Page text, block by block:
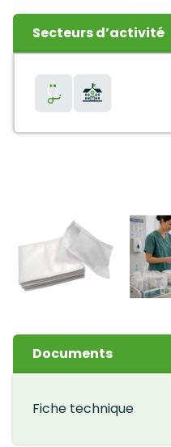
Secteurs d’activité
Documents
Fiche technique